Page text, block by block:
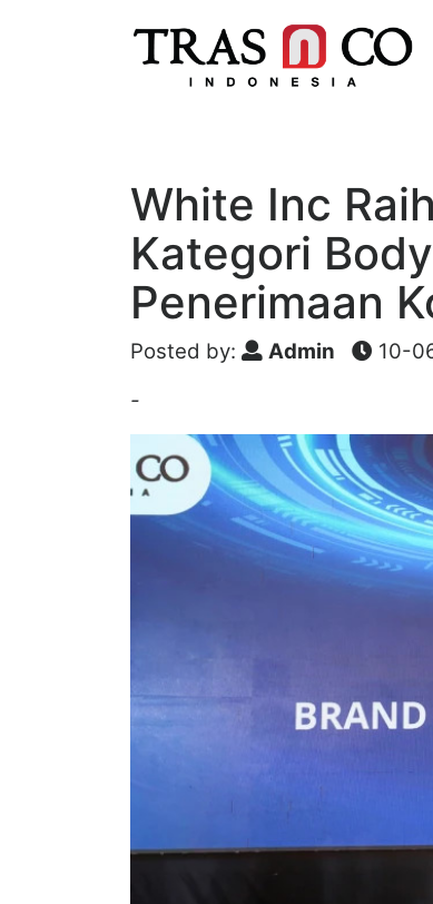
White Inc
Kategori
Penerimaan
Posted by: Admin
10-
-